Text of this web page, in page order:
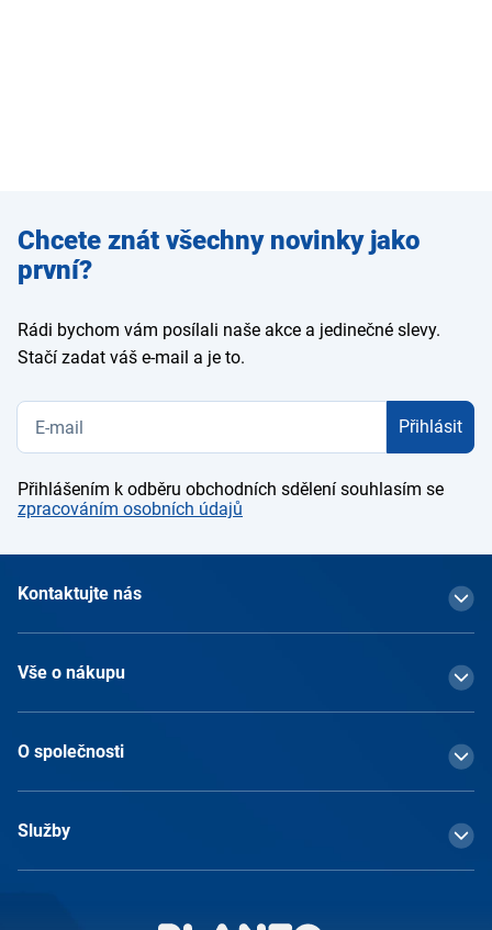
Zadejte
e-mail
Chcete znát všechny novinky jako
první?
Rádi bychom vám posílali naše akce a jedinečné slevy.
Stačí zadat váš e-mail a je to.
Přihlásit
Přihlášením k odběru obchodních sdělení souhlasím se
zpracováním osobních údajů
Kontaktujte nás
Vše o nákupu
O společnosti
Služby